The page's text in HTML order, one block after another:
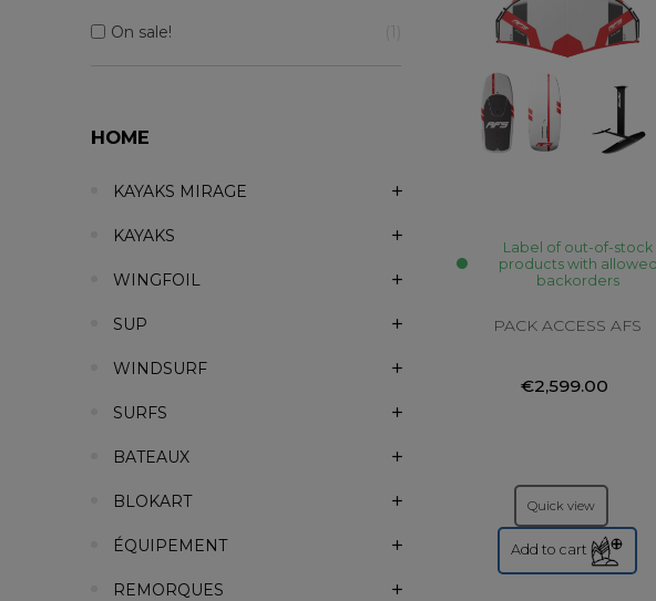
On sale! 1
HOME
KAYAKS MIRAGE
KAYAKS
WINGFOIL
SUP
WINDSURF
SURFS
BATEAUX
BLOKART
ÉQUIPEMENT
REMORQUES
Label of out-of-stock
products with allowed
backorders
PACK ACCESS AFS
€2,599.00
Quick view
Add to cart